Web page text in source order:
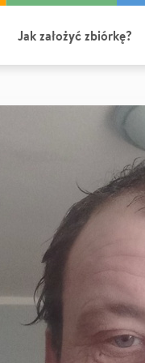
Jak założyć zbiórkę?